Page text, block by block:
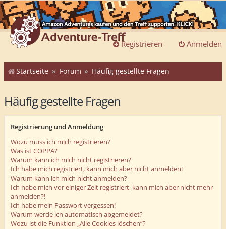
Anmelden
Registrieren
Startseite Forum Häufig gestellte Fragen
Häufig gestellte Fragen
Registrierung und Anmeldung
Wozu muss ich mich registrieren?
Was ist COPPA?
Warum kann ich mich nicht registrieren?
Ich habe mich registriert, kann mich aber nicht anmelden!
Warum kann ich mich nicht anmelden?
Ich habe mich vor einiger Zeit registriert, kann mich aber nicht mehr
anmelden?!
Ich habe mein Passwort vergessen!
Warum werde ich automatisch abgemeldet?
Wozu ist die Funktion „Alle Cookies löschen“?